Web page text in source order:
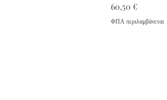
Τιμή
60,50 €
ΦΠΑ περιλαμβάνεται